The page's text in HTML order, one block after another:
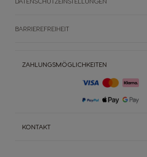
ZAHLUNGSMÖGLICHKEITEN
KONTAKT
BARRIEREFREIHEIT